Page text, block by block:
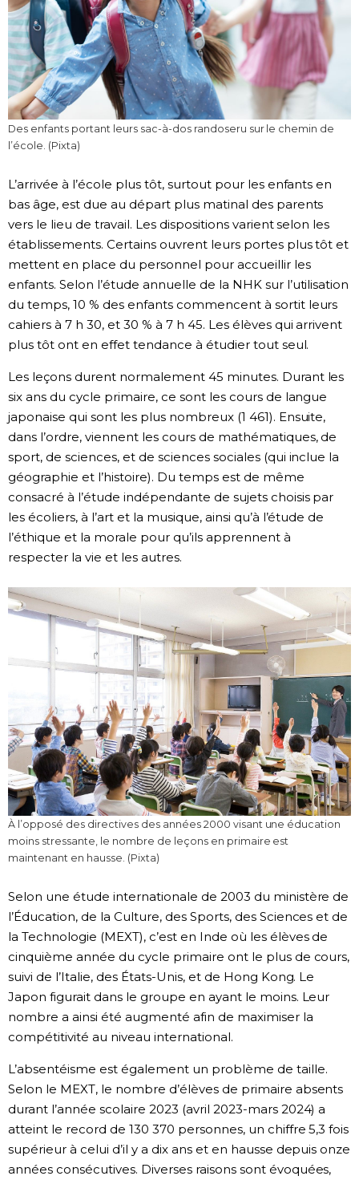
Des enfants portant leurs sac-à-dos randoseru sur le chemin de
l’école. (Pixta)
L’arrivée à l’école plus tôt, surtout pour les enfants en
bas âge, est due au départ plus matinal des parents
vers le lieu de travail. Les dispositions varient selon les
établissements. Certains ouvrent leurs portes plus tôt et
mettent en place du personnel pour accueillir les
enfants. Selon l’étude annuelle de la NHK sur l’utilisation
du temps, 10 % des enfants commencent à sortit leurs
cahiers à 7 h 30, et 30 % à 7 h 45. Les élèves qui arrivent
plus tôt ont en effet tendance à étudier tout seul.
Les leçons durent normalement 45 minutes. Durant les
six ans du cycle primaire, ce sont les cours de langue
japonaise qui sont les plus nombreux (1 461). Ensuite,
dans l’ordre, viennent les cours de mathématiques, de
sport, de sciences, et de sciences sociales (qui inclue la
géographie et l’histoire). Du temps est de même
consacré à l’étude indépendante de sujets choisis par
les écoliers, à l’art et la musique, ainsi qu’à l’étude de
l’éthique et la morale pour qu’ils apprennent à
respecter la vie et les autres.
À l’opposé des directives des années 2000 visant une éducation
moins stressante, le nombre de leçons en primaire est
maintenant en hausse. (Pixta)
Selon une étude internationale de 2003 du ministère de
l’Éducation, de la Culture, des Sports, des Sciences et de
la Technologie (MEXT), c’est en Inde où les élèves de
cinquième année du cycle primaire ont le plus de cours,
suivi de l’Italie, des États-Unis, et de Hong Kong. Le
Japon figurait dans le groupe en ayant le moins. Leur
nombre a ainsi été augmenté afin de maximiser la
compétitivité au niveau international.
L’absentéisme est également un problème de taille.
Selon le MEXT, le nombre d’élèves de primaire absents
durant l’année scolaire 2023 (avril 2023-mars 2024) a
atteint le record de 130 370 personnes, un chiffre 5,3 fois
supérieur à celui d’il y a dix ans et en hausse depuis onze
années consécutives. Diverses raisons sont évoquées,